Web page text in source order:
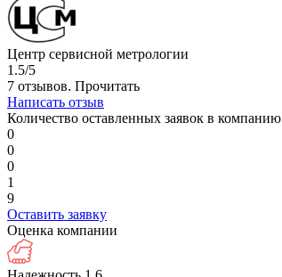
Центр сервисной метрологии
1.5/5
7 отзывов. Прочитать
Написать отзыв
Количество оставленных заявок в компанию
0
0
0
1
9
Оставить заявку
Оценка компании